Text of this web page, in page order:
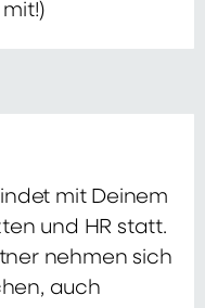
mit Deinem
und HR statt.
nehmen sich
auch